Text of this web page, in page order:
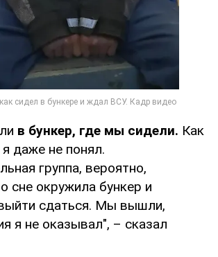
в бункер, где мы сидели. Как
даже не понял.
группа, вероятно,
сне окружила бункер и
сдаться. Мы вышли,
я не оказывал", – сказал